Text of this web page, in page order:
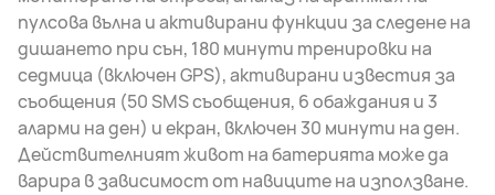
пулсова вълна и активирани функции за следене на
дишането при сън, 180 минути тренировки на
седмица (включен GPS), активирани известия за
съобщения (50 SMS съобщения, 6 обаждания и 3
аларми на ден) и екран, включен 30 минути на ден.
Действителният живот на батерията може да
варира в зависимост от навиците на използване.